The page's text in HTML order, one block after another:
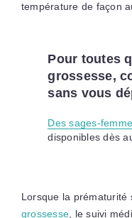
température de façon
Pour toutes
grossesse,
sans vous
Des sages-
disponibles dès
Lorsque la
grossesse, le suivi